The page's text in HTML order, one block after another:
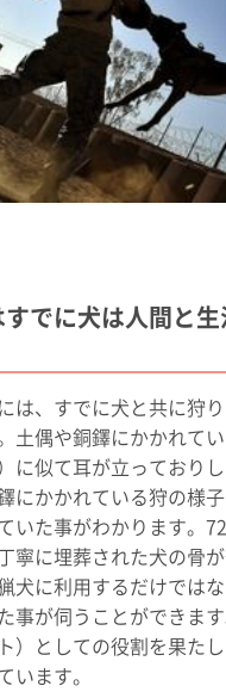
でに犬は人間と
は、すでに犬と共に狩
土偶や銅鐸にかかれて
に似て耳が立っており
にかかれている狩の様
いた事がわかります。
寧に埋葬された犬の骨
犬に利用するだけでは
事が伺うことができます
）としての役割を果た
います。